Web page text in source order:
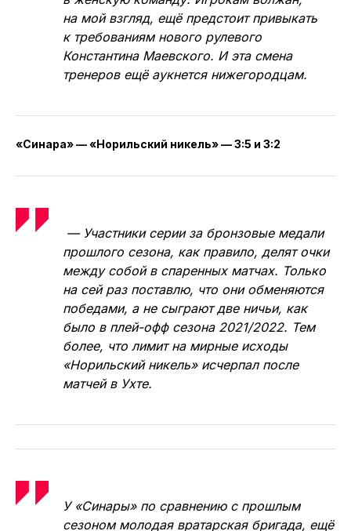
Плюс ко всему очень настораживает смена
главного тренера в «Торпедо» в это
называли в расширенном списке
России. И вдруг непонятное передвижение
к требованиям нового рулевого
Константина Маевского. И эта смена
тренеров ещё аукнется нижегородцам.
«Синара» — «Норильский никель» — 3:5 и 3:2
прошлого сезона, как правило, делят очки
победами, а не сыграют две ничьи, как
было в плей-офф сезона 2021/2022. Тем